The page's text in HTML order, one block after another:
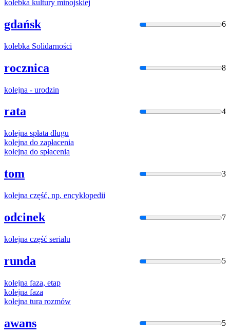
kolebka kultury minojskiej
gdańsk 6
kolebka Solidarności
rocznica 8
kolejna - urodzin
rata 4
kolejna spłata długu
kolejna do zapłacenia
kolejna do spłacenia
tom 3
kolejna część, np. encyklopedii
odcinek 7
kolejna część serialu
runda 5
kolejna faza, etap
kolejna faza
kolejna tura rozmów
awans 5